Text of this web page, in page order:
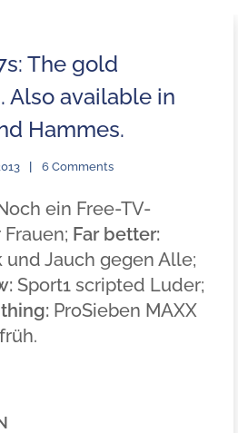
The gold
Also available in
Hammes.
6 Comments
ein Free-TV-
Far better:
und Jauch gegen Alle;
Sport1 scripted Luder;
ProSieben MAXX